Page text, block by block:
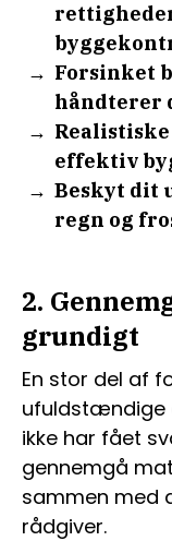
Forsinket
håndterer
effektiv
Beskyt dit
regn og
2.
grundigt
En stor del af
ufuldstændige
ikke har fået
gennemgå
sammen med
rådgiver.